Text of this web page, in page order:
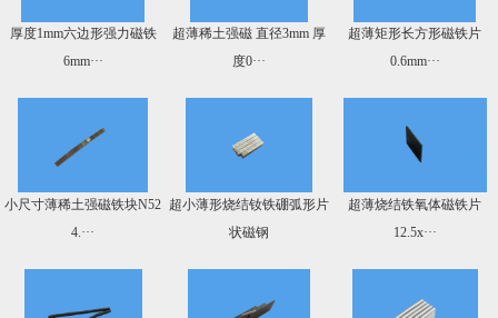
厚度1mm六边形强力磁铁
6mm···
超薄稀土强磁 直径3mm 厚
度0···
超薄矩形长方形磁铁片
0.6mm···
小尺寸薄稀土强磁铁块N52
4.···
超小薄形烧结钕铁硼弧形片
状磁钢
超薄烧结铁氧体磁铁片
12.5x···